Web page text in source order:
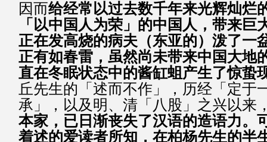
因而给经常以过去数千年来光辉灿烂
「以中国人为荣」的中国人，带来巨
正在发高烧的病夫（东亚的）泼了一
正有如春雷，虽然尚未带来中国大地
直在冬眠状态中的酱缸蛆产生了惊蛰
丘先生的「述而不作」，历经「定于
承」，以及明、清「八股」之兴以来
本家，已日渐丧失了汉语的造语力。
着述的爱读者所知，在柏杨先生的半